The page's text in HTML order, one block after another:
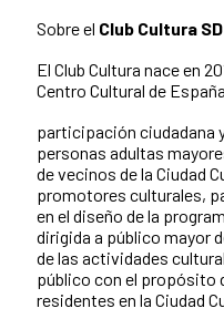
Sobre el Club Cultura
El Club Cultura nace en
Centro Cultural de
participación ciudadana
personas adultas
de vecinos de la Ciudad
promotores culturales,
en el diseño de la
dirigida a público mayor
de las actividades
público con el propósito
residentes en la Ciudad